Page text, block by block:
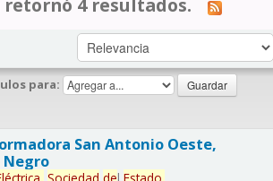
para:
San Antonio Oeste,